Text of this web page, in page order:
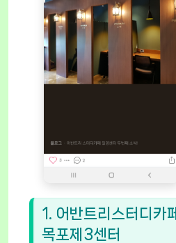
1. 어반트리스터디카페
목포제3센터